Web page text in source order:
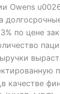
по цене
качестве